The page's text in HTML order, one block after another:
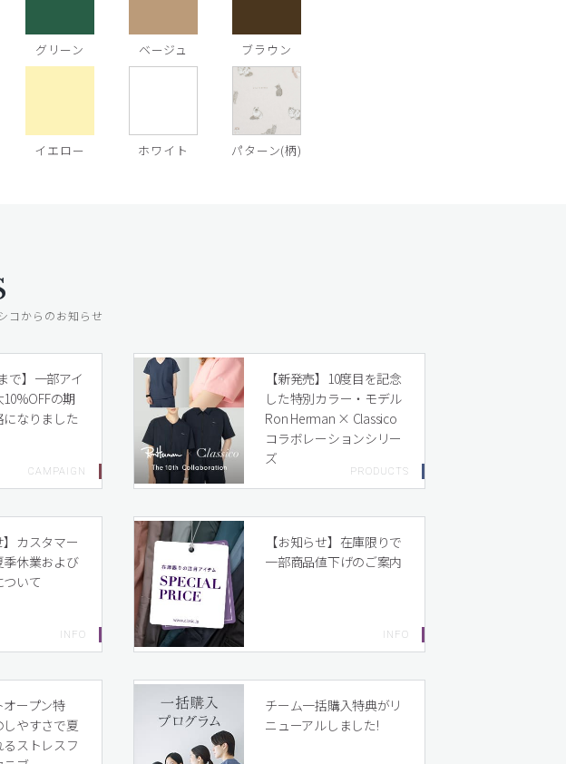
グリーン ベージュ ブラウン
イエロー ホワイト パターン(柄)
コからのお知らせ
で】一部アイ
の期
なりました
【新発売】10度目を記念
した特別カラー・モデル
Ron Herman × Classico
コラボレーションシリー
ズ
】カスタマー
季休業および
いて
【お知らせ】在庫限りで
一部商品値下げのご案内
オープン特
しやすさで夏
ストレスフ
チーム一括購入特典がリ
ニューアルしました!